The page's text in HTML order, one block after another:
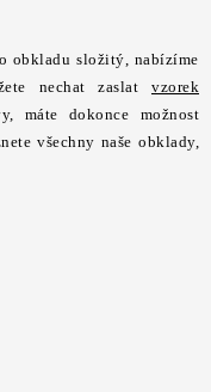
obkladu složitý, nabízíme
nechat zaslat vzorek
máte dokonce možnost
všechny naše obklady,